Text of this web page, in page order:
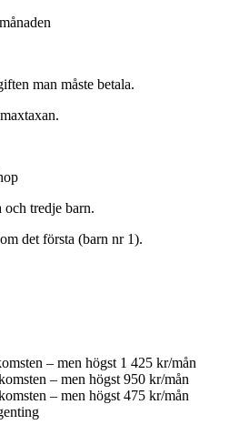
man måste betala.
och tredje barn.
det första (barn nr 1).
– men högst 1 425 kr/mån
– men högst 950 kr/mån
– men högst 475 kr/mån